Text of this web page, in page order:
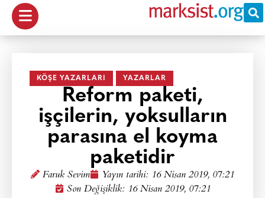
KÖŞE YAZARLARI YAZARLAR
Reform paketi,
işçilerin, yoksulların
parasına el koyma
paketidir
Faruk Sevim Yayın tarihi: 16 Nisan 2019, 07:21
Son Değişiklik: 16 Nisan 2019, 07:21